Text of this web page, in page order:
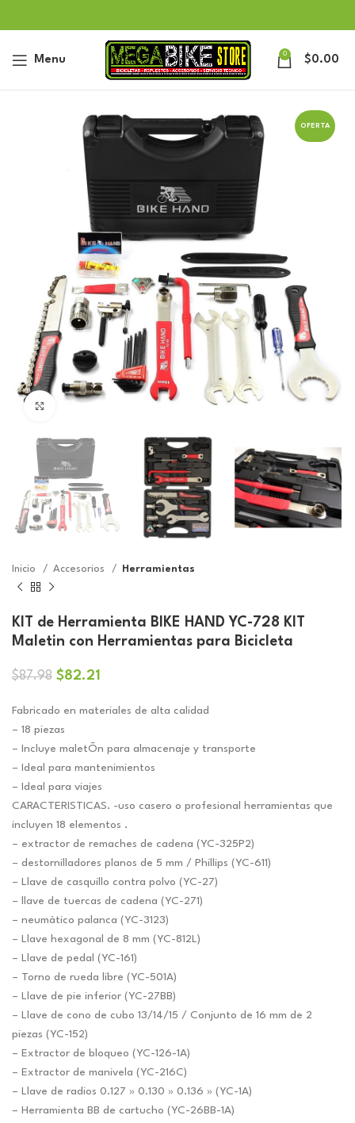
Menu 0 $0.00
OFERTA
Inicio Accesorios Herramientas
KIT de Herramienta BIKE HAND YC-728 KIT
Maletin con Herramientas para Bicicleta
$87.98 El
original
era:
$87.98.
$82.21
actual
$82.21.
Fabricado en materiales de alta calidad
– 18 piezas
– Incluye maletÕn para almacenaje y transporte
– Ideal para mantenimientos
– Ideal para viajes
CARACTERISTICAS. -uso casero o profesional herramientas que
incluyen 18 elementos .
– extractor de remaches de cadena (YC-325P2)
– destornilladores planos de 5 mm / Phillips (YC-611)
– Llave de casquillo contra polvo (YC-27)
– llave de tuercas de cadena (YC-271)
– neumàtico palanca (YC-3123)
– Llave hexagonal de 8 mm (YC-812L)
– Llave de pedal (YC-161)
– Torno de rueda libre (YC-501A)
– Llave de pie inferior (YC-27BB)
– Llave de cono de cubo 13/14/15 / Conjunto de 16 mm de 2
piezas (YC-152)
– Extractor de bloqueo (YC-126-1A)
– Extractor de manivela (YC-216C)
– Llave de radios 0.127 » 0.130 » 0.136 » (YC-1A)
– Herramienta BB de cartucho (YC-26BB-1A)